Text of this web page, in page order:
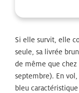
Si elle survit, elle
seule, sa livrée
de même que
septembre). En
bleu